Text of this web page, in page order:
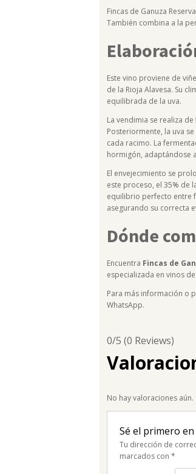
Fincas de Ganuza
También combina a la
Este vino proviene de
de la Rioja Alavesa. Su
equilibrada de la uva.
La vendimia se realiza
Posteriormente, la uva
cada racimo. La
hormigón, adaptándose
El envejecimiento se
este proceso, el 35% de
equilibrio perfecto entre
asegurando su correcta
Dónde
Encuentra Fincas de
especializada en vinos
Para más información o
WhatsApp.
0/5 (0 Reviews)
No hay valoraciones aún.
Sé el primero en
Tu dirección de
marcados con *